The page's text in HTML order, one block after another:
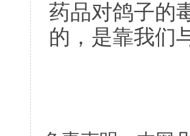
药品对鸽子的
的，是靠我们